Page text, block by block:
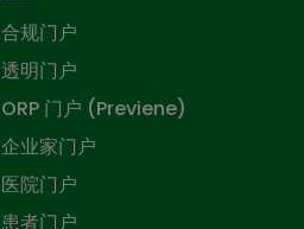
合规门户
透明门户
ORP 门户 (Previene)
企业家门户
医院门户
患者门户